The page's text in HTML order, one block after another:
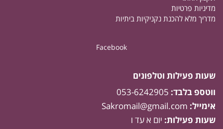
מדיניות פרטיות
מדריך מלא להכנת נקניקיות ביתיות
Facebook
שעות פעילות וטלפונים
ווטספ בלבד: 053-6242905
אימייל: Sakromail@gmail.com
שעות פעילות: יום א עד ו